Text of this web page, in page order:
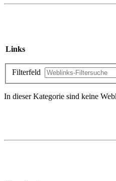
Links
Filterfeld
In dieser Kategorie sind keine